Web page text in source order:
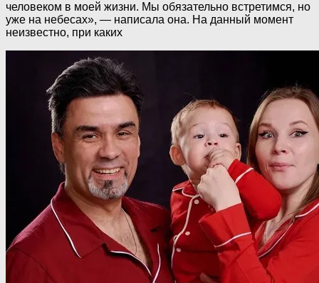
человеком в моей жизни. Мы обязательно встретимся, но
уже на небесах», — написала она. На данный момент
неизвестно, при каких